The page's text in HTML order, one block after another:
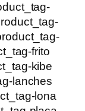
frito
kibe
lanches
lona